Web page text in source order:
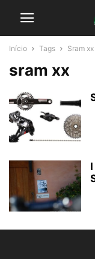
Início Tags Sram xx
sram xx